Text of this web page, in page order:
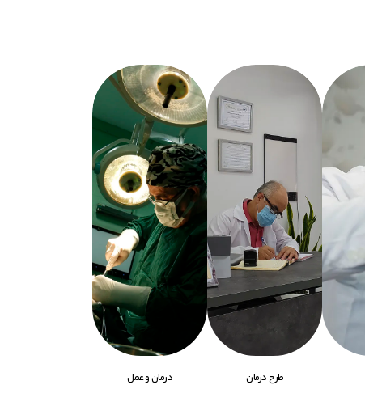
طرح درمان درمـان و عمل